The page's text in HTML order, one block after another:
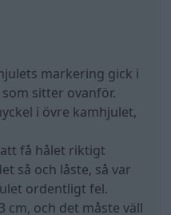
markering gick i
sitter ovanför.
i övre kamhjulet,
få hålet riktigt
så och låste, så var
ordentligt fel.
cm, och det måste väll